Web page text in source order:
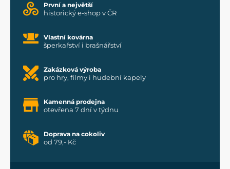
První a největší
historický e-shop v ČR
Vlastní kovárna
šperkařství i brašnářství
Zakázková výroba
pro hry, filmy i hudební kapely
Kamenná prodejna
otevřena 7 dní v týdnu
Doprava na cokoliv
od 79,- Kč